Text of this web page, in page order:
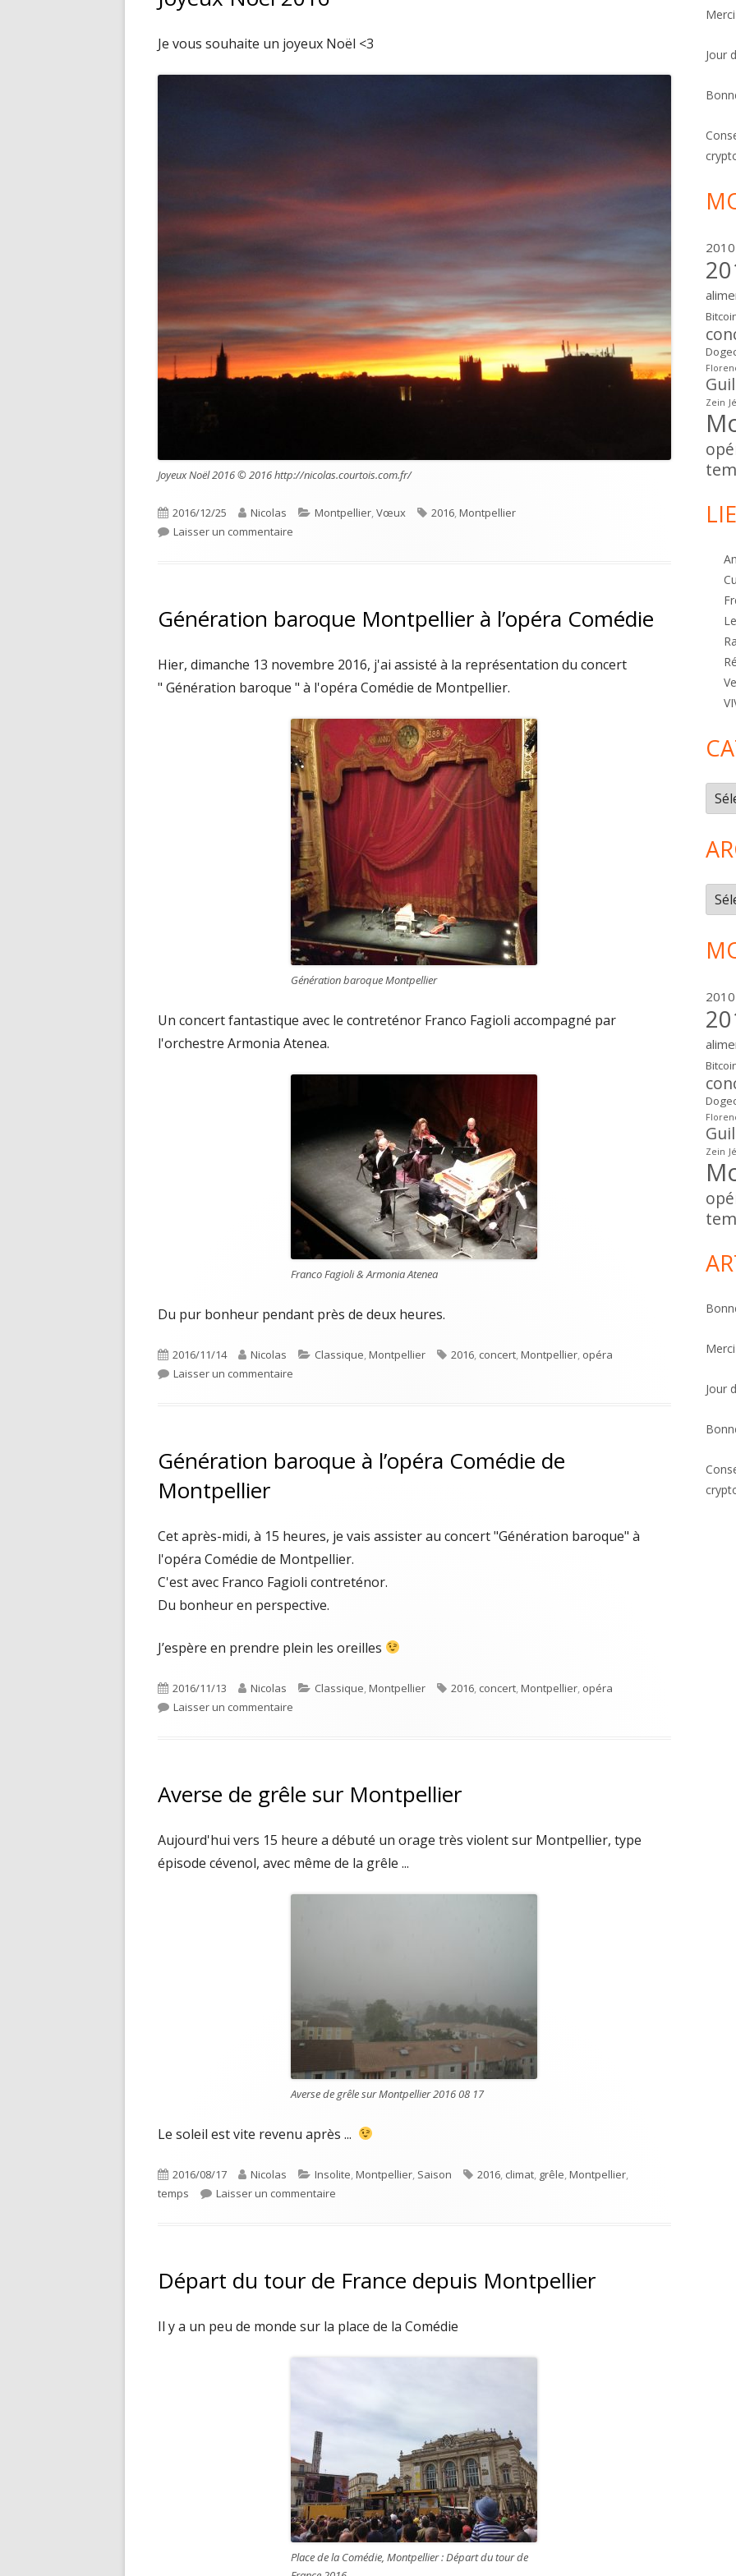
Je vous souhaite un joyeux Noël <3
Joyeux Noël 2016 © 2016 http://nicolas.courtois.com.fr/
Publié
le
2016/12/25 Auteur
Nicolas Catégories
Montpellier,Vœux Étiquettes
2016,Montpellier
Laisser un commentaire
Génération baroque Montpellier à l’opéra Comédie
Hier, dimanche 13 novembre 2016, j'ai assisté à la représentation du concert
" Génération baroque " à l'opéra Comédie de Montpellier.
Génération baroque Montpellier
Un concert fantastique avec le contreténor Franco Fagioli accompagné par
l'orchestre Armonia Atenea.
Franco Fagioli & Armonia Atenea
Du pur bonheur pendant près de deux heures.
Publié
le
2016/11/14 Auteur
Nicolas Catégories
Classique,Montpellier Étiquettes
2016, concert,Montpellier, opéra
Laisser un commentaire
Génération baroque à l’opéra Comédie de
Montpellier
Cet après-midi, à 15 heures, je vais assister au concert "Génération baroque" à
l'opéra Comédie de Montpellier.
C'est avec Franco Fagioli contreténor.
Du bonheur en perspective.
J’espère en prendre plein les oreilles
Publié
le
2016/11/13 Auteur
Nicolas Catégories
Classique,Montpellier Étiquettes
2016, concert,Montpellier, opéra
Laisser un commentaire
Averse de grêle sur Montpellier
Aujourd'hui vers 15 heure a débuté un orage très violent sur Montpellier, type
épisode cévenol, avec même de la grêle ...
Averse de grêle sur Montpellier 2016 08 17
Le soleil est vite revenu après ...
Publié
le
2016/08/17 Auteur
Nicolas Catégories
Insolite,Montpellier, Saison Étiquettes
2016, climat, grêle,Montpellier,
temps
Laisser un commentaire
Départ du tour de France depuis Montpellier
Il y a un peu de monde sur la place de la Comédie
Place de la Comédie, Montpellier : Départ du tour de
Merci
Jour
2010
Zein
2010
Zein
Merci
Jour